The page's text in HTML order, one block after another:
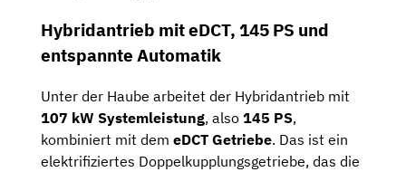
Hybridantrieb mit eDCT, 145 PS und
entspannte Automatik
Unter der Haube arbeitet der Hybridantrieb mit
107 kW Systemleistung, also 145 PS,
kombiniert mit dem eDCT Getriebe. Das ist ein
elektrifiziertes Doppelkupplungsgetriebe, das die